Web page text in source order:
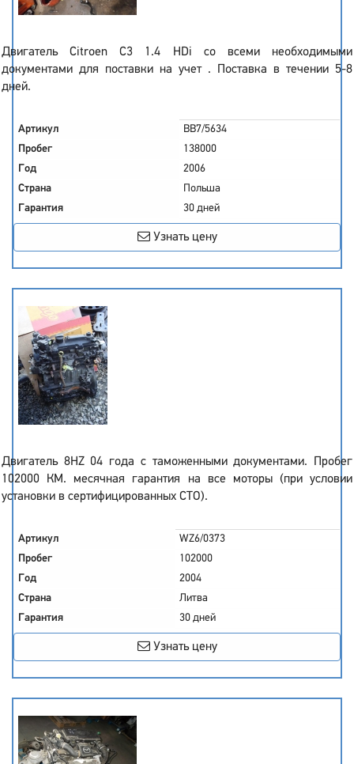
Двигатель Citroen C3 1.4 HDi со всеми необходимыми
документами для поставки на учет . Поставка в течении 5-8
дней.
Артикул
BB7/5634
Пробег
138000
Год
2006
Страна
Польша
Гарантия
30 дней
Узнать цену
Двигатель 8HZ 04 года с таможенными документами. Пробег
102000 КМ. месячная гарантия на все моторы (при условии
установки в сертифицированных СТО).
Артикул
WZ6/0373
Пробег
102000
Год
2004
Страна
Литва
Гарантия
30 дней
Узнать цену